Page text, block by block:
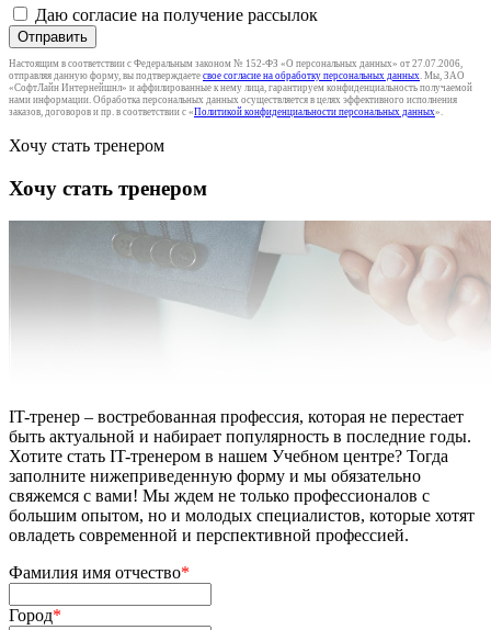
Даю согласие на получение рассылок
Отправить
Настоящим в соответствии с Федеральным законом № 152-ФЗ «О персональных данных» от 27.07.2006,
отправляя данную форму, вы подтверждаете свое согласие на обработку персональных данных . Мы, ЗАО
«СофтЛайн Интернейшнл» и аффилированные к нему лица, гарантируем конфиденциальность получаемой
нами информации. Обработка персональных данных осуществляется в целях эффективного исполнения
заказов, договоров и пр. в соответствии с «Политикой конфиденциальности персональных данных».
Хочу стать тренером
Хочу стать тренером
IT-тренер – востребованная профессия, которая не перестает
быть актуальной и набирает популярность в последние годы.
Хотите стать IT-тренером в нашем Учебном центре? Тогда
заполните нижеприведенную форму и мы обязательно
свяжемся с вами! Мы ждем не только профессионалов с
большим опытом, но и молодых специалистов, которые хотят
овладеть современной и перспективной профессией.
Фамилия имя отчество*
Город*